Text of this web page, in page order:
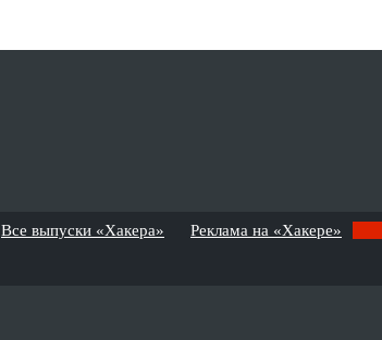
Все выпуски «Хакера» Реклама на «Хакере»